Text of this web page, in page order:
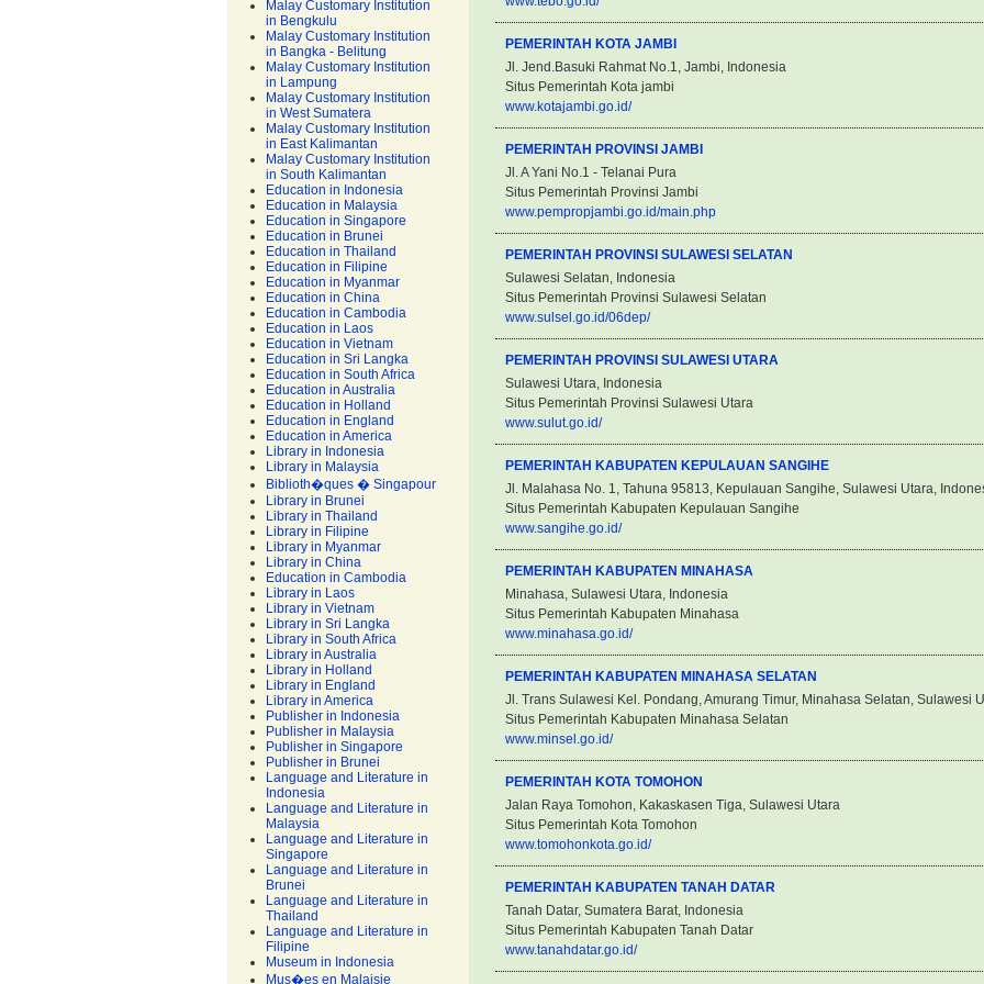
Malay Customary Institution
in Bengkulu
Malay Customary Institution
in Bangka - Belitung
Malay Customary Institution
in Lampung
Malay Customary Institution
in West Sumatera
Malay Customary Institution
in East Kalimantan
Malay Customary Institution
in South Kalimantan
Education in Indonesia
Education in Malaysia
Education in Singapore
Education in Brunei
Education in Thailand
Education in Filipine
Education in Myanmar
Education in China
Education in Cambodia
Education in Laos
Education in Vietnam
Education in Sri Langka
Education in South Africa
Education in Australia
Education in Holland
Education in England
Education in America
Library in Indonesia
Library in Malaysia
Biblioth�ques � Singapour
Library in Brunei
Library in Thailand
Library in Filipine
Library in Myanmar
Library in China
Education in Cambodia
Library in Laos
Library in Vietnam
Library in Sri Langka
Library in South Africa
Library in Australia
Library in Holland
Library in England
Library in America
Publisher in Indonesia
Publisher in Malaysia
Publisher in Singapore
Publisher in Brunei
Language and Literature in
Indonesia
Language and Literature in
Malaysia
Language and Literature in
Singapore
Language and Literature in
Brunei
Language and Literature in
Thailand
Language and Literature in
Filipine
Museum in Indonesia
Mus�es en Malaisie
PEMERINTAH KOTA JAMBI
Jl. Jend.Basuki Rahmat No.1, Jambi, Indonesia
Situs Pemerintah Kota jambi
www.kotajambi.go.id/
PEMERINTAH PROVINSI JAMBI
Jl. A Yani No.1 - Telanai Pura
Situs Pemerintah Provinsi Jambi
www.pempropjambi.go.id/main.php
PEMERINTAH PROVINSI SULAWESI SELATAN
Sulawesi Selatan, Indonesia
Situs Pemerintah Provinsi Sulawesi Selatan
www.sulsel.go.id/06dep/
PEMERINTAH PROVINSI SULAWESI UTARA
Sulawesi Utara, Indonesia
Situs Pemerintah Provinsi Sulawesi Utara
www.sulut.go.id/
PEMERINTAH KABUPATEN KEPULAUAN SANGIHE
Jl. Malahasa No. 1, Tahuna 95813, Kepulauan Sangihe, Sulawesi Utara,
Situs Pemerintah Kabupaten Kepulauan Sangihe
www.sangihe.go.id/
PEMERINTAH KABUPATEN MINAHASA
Minahasa, Sulawesi Utara, Indonesia
Situs Pemerintah Kabupaten Minahasa
www.minahasa.go.id/
PEMERINTAH KABUPATEN MINAHASA SELATAN
Jl. Trans Sulawesi Kel. Pondang, Amurang Timur, Minahasa Selatan, Sulawesi
Situs Pemerintah Kabupaten Minahasa Selatan
www.minsel.go.id/
PEMERINTAH KOTA TOMOHON
Jalan Raya Tomohon, Kakaskasen Tiga, Sulawesi Utara
Situs Pemerintah Kota Tomohon
www.tomohonkota.go.id/
PEMERINTAH KABUPATEN TANAH DATAR
Tanah Datar, Sumatera Barat, Indonesia
Situs Pemerintah Kabupaten Tanah Datar
www.tanahdatar.go.id/